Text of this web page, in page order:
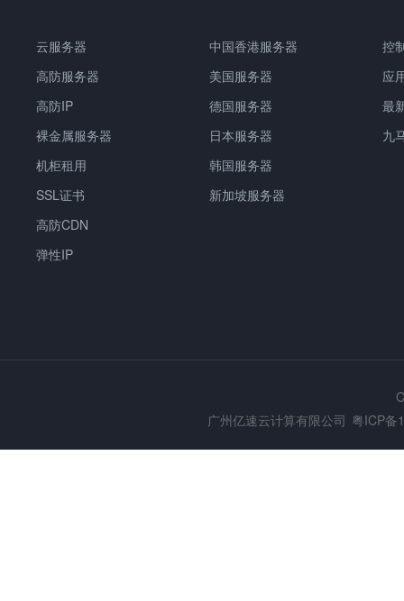
云服务器
高防服务器
高防IP
裸金属服务器
机柜租用
SSL证书
高防CDN
弹性IP
中国香港服务器
美国服务器
德国服务器
日本服务器
韩国服务器
新加坡服务器
控
应
最
九
广州亿速云计算有限公司 粤ICP备